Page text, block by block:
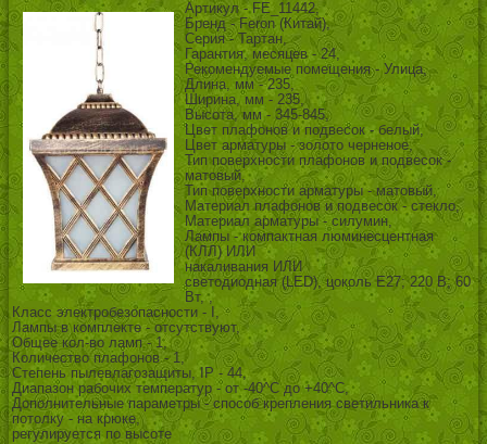
Артикул - FE_11442,
Бренд - Feron (Китай),
Серия - Тартан,
Гарантия, месяцев - 24,
Рекомендуемые помещения - Улица,
Длина, мм - 235,
Ширина, мм - 235,
Высота, мм - 345-845,
Цвет плафонов и подвесок - белый,
Цвет арматуры - золото черненое,
Тип поверхности плафонов и подвесок -
матовый,
Тип поверхности арматуры - матовый,
Материал плафонов и подвесок - стекло,
Материал арматуры - силумин,
Лампы - компактная люминесцентная
(КЛЛ) ИЛИ
накаливания ИЛИ
светодиодная (LED), цоколь E27; 220 В; 60
Вт, ,
Класс электробезопасности - I,
Лампы в комплекте - отсутствуют,
Общее кол-во ламп - 1,
Количество плафонов - 1,
Степень пылевлагозащиты, IP - 44,
Диапазон рабочих температур - от -40^C до +40^C,
Дополнительные параметры - способ крепления светильника к
потолку - на крюке,
регулируется по высоте